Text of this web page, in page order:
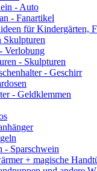
- Auto
- Fanartikel
für Kindergärten,
Skulpturen
Verlobung
- Skulpturen
- Geschirr
- Geldklemmen
- Sparschwein
+ magische